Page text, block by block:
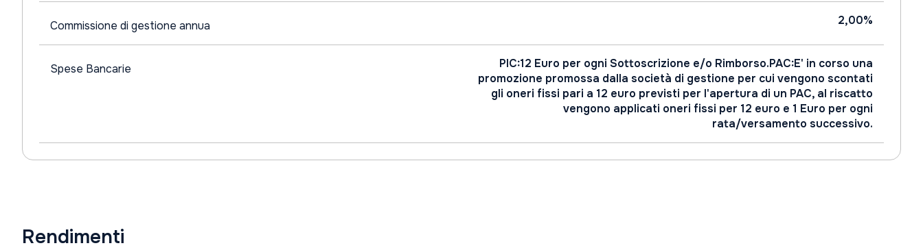
Commissione di gestione annua 2,00%
Spese Bancarie
PIC:12 Euro per ogni Sottoscrizione e/o Rimborso.PAC:E' in corso una
promozione promossa dalla società di gestione per cui vengono scontati
gli oneri fissi pari a 12 euro previsti per l'apertura di un PAC, al riscatto
vengono applicati oneri fissi per 12 euro e 1 Euro per ogni
rata/versamento successivo.
Rendimenti